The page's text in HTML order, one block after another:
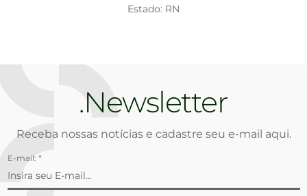
Estado: RN
Newsletter
Receba nossas notícias e cadastre seu e-mail aqui.
E-mail: *